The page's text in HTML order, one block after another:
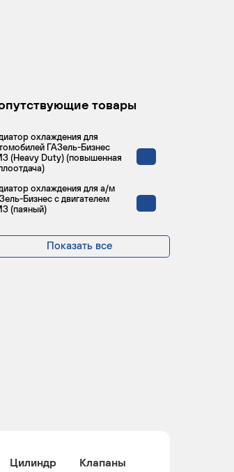
товары
охлаждения для
ГАЗель-Бизнес
(Heavy Duty) (повышенная
охлаждения для а/м
Бизнес с двигателем
(паяный)
Показать все
Цилиндр
Клапаны